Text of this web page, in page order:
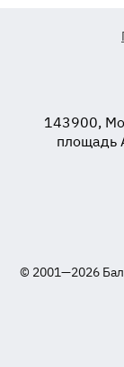
143900,
площадь
© 2001—2026